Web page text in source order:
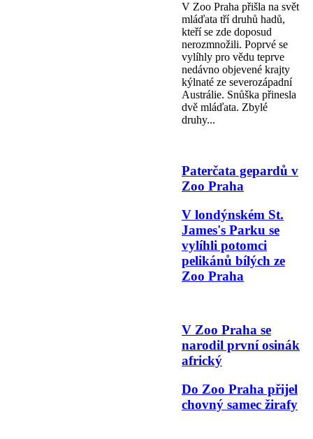
V Zoo Praha přišla na svět
mláďata tří druhů hadů,
kteří se zde doposud
nerozmnožili. Poprvé se
vylíhly pro vědu teprve
nedávno objevené krajty
kýlnaté ze severozápadní
Austrálie. Snůška přinesla
dvě mláďata. Zbylé
druhy...
Paterčata gepardů v
Zoo Praha
V londýnském St.
James's Parku se
vylíhli potomci
pelikánů bílých ze
Zoo Praha
V Zoo Praha se
narodil první osinák
africký
Do Zoo Praha přijel
chovný samec žirafy